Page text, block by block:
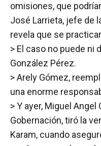
omisiones, que
José Larrieta, jefe de
revela que se
> El caso no puede ni
González Pérez.
> Arely Gómez,
una enorme
> Y ayer, Miguel
Gobernación, tiró la
Karam, cuando